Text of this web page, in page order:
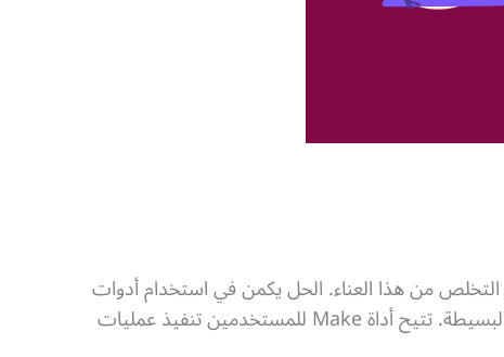
من هذا العناء. الحل يكمن في استخدام أدوات
أتمتة المهام، ومن أشهرها أداة Make (المعروفة سابقًا باسم Integromat) والتي تتميز بسهولة استخدامها وواجهتها البسيطة. تتيح أداة Make للمستخدمين تنفيذ عمليات